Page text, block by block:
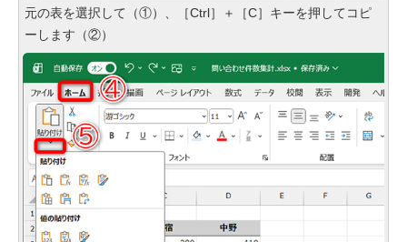
元の表を選択して（①）、［Ctrl］＋［C］キーを押してコピ
ーします（②）